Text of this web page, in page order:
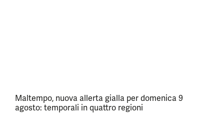
Maltempo, nuova allerta gialla per domenica 9
agosto: temporali in quattro regioni